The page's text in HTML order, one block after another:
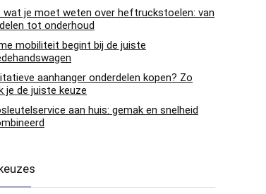
wat je moet weten over heftruckstoelen: van
tot onderhoud
mobiliteit begint bij de juiste
aanhanger onderdelen kopen? Zo
je de juiste keuze
aan huis: gemak en snelheid